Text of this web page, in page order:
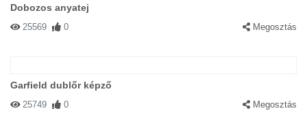
Dobozos anyatej
25569 0 Megosztás
Garfield dublőr képző
25749 0 Megosztás